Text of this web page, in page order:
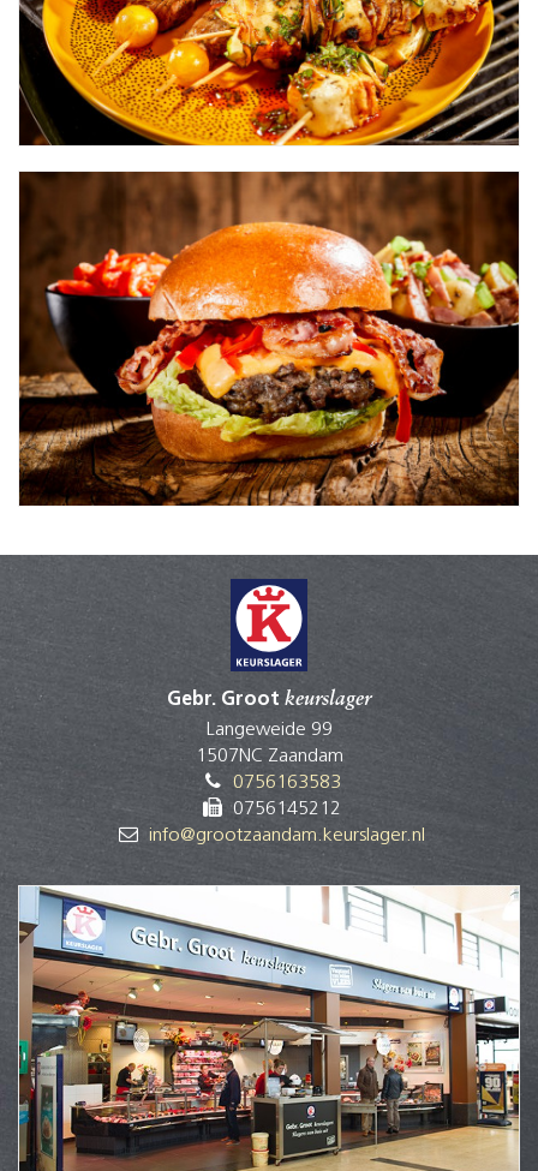
Gebr. Groot keurslager
Langeweide 99
1507NC Zaandam
0756163583
0756145212
info@grootzaandam.keurslager.nl